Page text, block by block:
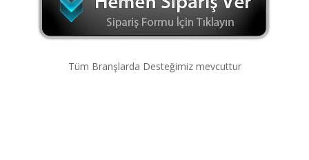
Tüm Branşlarda Desteğimiz mevcuttur